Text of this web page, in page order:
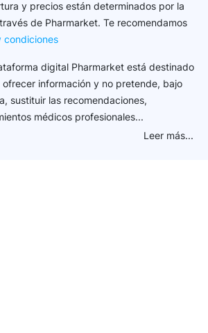
y precios están determinados por la
de Pharmarket. Te recomendamos
condiciones
digital Pharmarket está destinado
información y no pretende, bajo
sustituir las recomendaciones,
médicos profesionales...
Leer más...